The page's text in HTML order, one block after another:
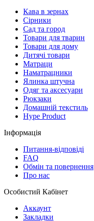
Кава в зернах
Сірники
Сад та город
Товари для тварин
Товари для дому
Дитячі товари
Матраци
Наматрацники
Ялинка штучна
Одяг та аксесуари
Рюкзаки
Домашній текстиль
Hype Product
Інформація
Питання-відповіді
FAQ
Обмін та повернення
Про нас
Особистий Кабінет
Аккаунт
Закладки